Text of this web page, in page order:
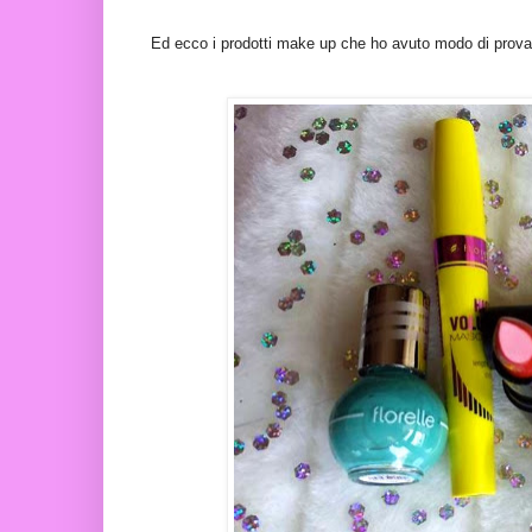
Ed ecco i prodotti make up che ho avuto modo di